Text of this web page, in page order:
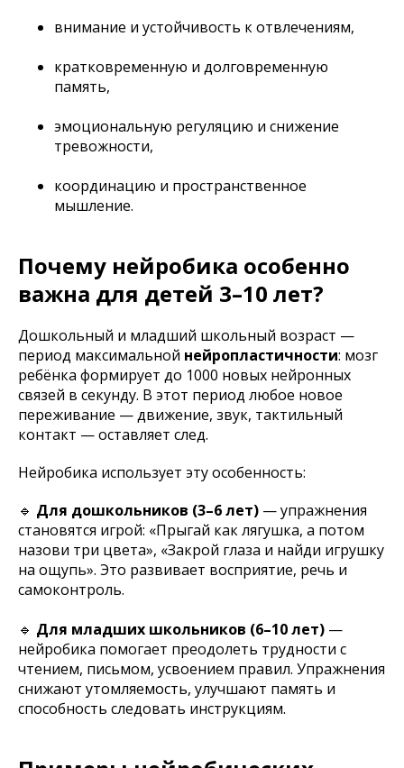
внимание и устойчивость к отвлечениям,
кратковременную и долговременную
память,
эмоциональную регуляцию и снижение
тревожности,
координацию и пространственное
мышление.
Почему нейробика особенно
важна для детей 3–10 лет?
Дошкольный и младший школьный возраст —
период максимальной нейропластичности: мозг
ребёнка формирует до 1000 новых нейронных
связей в секунду. В этот период любое новое
переживание — движение, звук, тактильный
контакт — оставляет след.
Нейробика использует эту особенность:
🔹 Для дошкольников (3–6 лет) — упражнения
становятся игрой: «Прыгай как лягушка, а потом
назови три цвета», «Закрой глаза и найди игрушку
на ощупь». Это развивает восприятие, речь и
самоконтроль.
🔹 Для младших школьников (6–10 лет) —
нейробика помогает преодолеть трудности с
чтением, письмом, усвоением правил. Упражнения
снижают утомляемость, улучшают память и
способность следовать инструкциям.